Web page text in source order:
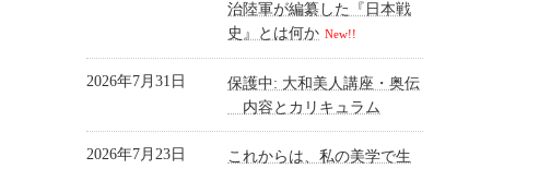
治陸軍が編纂した『日本戦
史』とは何か New!!
2026年7月31日
保護中: 大和美人講座・奥伝
内容とカリキュラム
2026年7月23日
これからは、私の美学で生